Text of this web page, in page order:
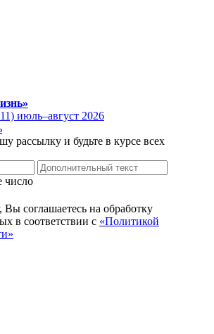
июль–август 2026
рассылку и будьте в курсе всех
число
соглашаетесь на обработку
в соответствии с «Политикой